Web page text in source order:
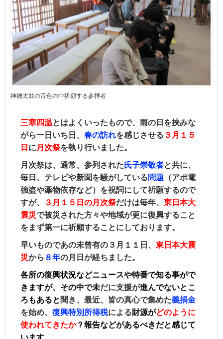
神德太鼓の音色の中祈願する参拝者
三寒四温とはよくいったもので、雨の日を挟みな
がら一日いち日、 春の訪れを感じさせる ３月１５
日 に 月次祭を執り行いました。
月次祭は、通常、 参列された 氏子崇敬者と共に、
毎日、テレビや新聞を騒がしている問題 （アポ電
強盗や薬物依存など）を祝詞にして祈願するので
すが、
３月１５日の月次祭だけは毎年、 東日本大
震災で被災された方々や地域が更に復興すること
をまず第一に祈願することにしております。
早いものであの未曾有の３月１１日、 東日本大震
災から ８年の月日が経ちました。
各所の復興状況などニュースや特番で知る事がで
きますが、その中で未だに支援が進んでないとこ
ろもあると 聞き、最近、皆の真心で集めた義捐金
を始め、 復興特別所得税による財源がどのように
使われてきたか？報告などがあるべきだと感じて
います。